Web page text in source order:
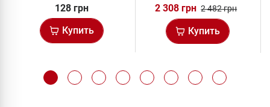
128 грн
Купить
2 308 грн 2 482 грн
Купить